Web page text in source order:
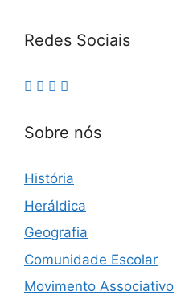
Redes Sociais
Sobre nós
História
Heráldica
Geografia
Comunidade Escolar
Movimento Associativo